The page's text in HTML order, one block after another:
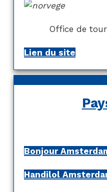
Office de
Lien du site
Bonjour
Handilol